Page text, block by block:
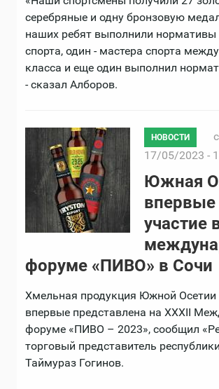
серебряные и одну бронзовую
наших ребят выполнили нормативы
спорта, один - мастера спорта
класса и еще один выполнил
- сказал Алборов.
НОВОСТИ
17/05/2023 -
Южная
участие
форуме «ПИВО» в Сочи
Хмельная продукция Южной Осетии
впервые представлена на XХXII
форуме «ПИВО – 2023», сообщил
торговый представитель
Таймураз Гогинов.